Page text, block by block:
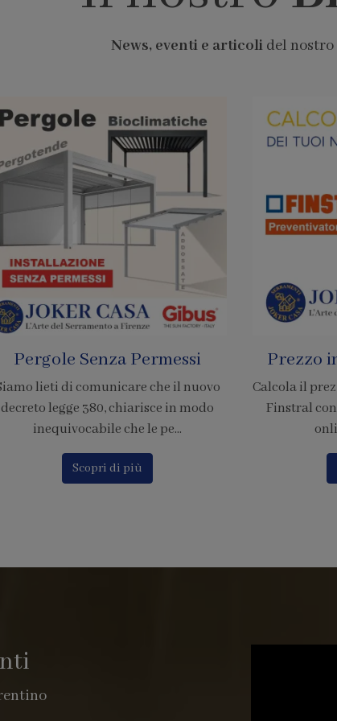
News, eventi e articoli del nostro
Prezzo infissi PVC Finstral
il prezzo di nuove finestre in PVC
Finstral con il nostro preventivatore
online. Configura i...
Scopri di più
È ufficiale!
nostra
di